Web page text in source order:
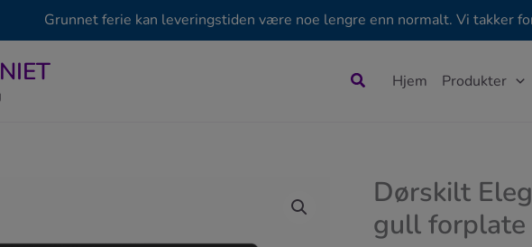
Grunnet ferie kan leveringstiden være noe lengre enn normalt. Vi takker
Søk Hjem Produkter
Dørskilt
gull forplate